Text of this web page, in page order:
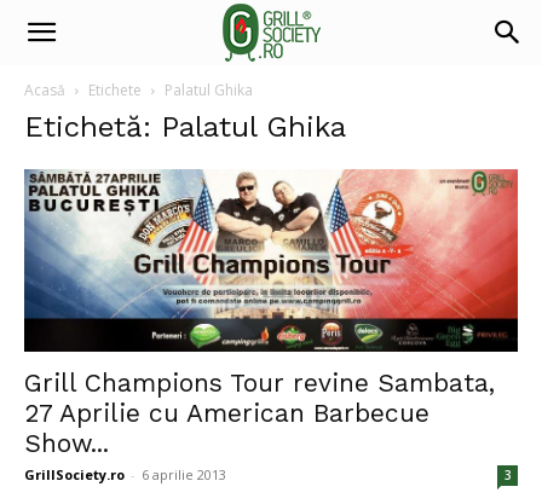
Acasă Etichete Palatul Ghika
Etichetă: Palatul Ghika
Grill Champions Tour revine Sambata,
27 Aprilie cu American Barbecue
Show...
GrillSociety.ro - 6 aprilie 2013 3